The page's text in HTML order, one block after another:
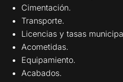
Cimentación.
Transporte.
Licencias y tasas
Acometidas.
Equipamiento.
Acabados.